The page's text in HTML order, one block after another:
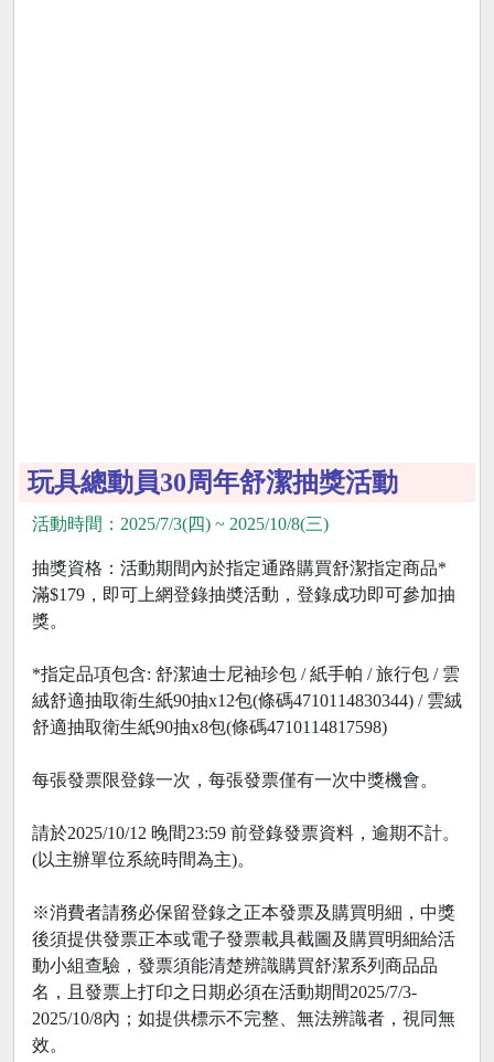
玩具總動員30周年舒潔抽獎活動
活動時間：2025/7/3(四) ~ 2025/10/8(三)
抽獎資格：活動期間內於指定通路購買舒潔指定商品*
滿$179，即可上網登錄抽奬活動，登錄成功即可參加抽
獎。
*指定品項包含: 舒潔迪士尼袖珍包 / 紙手帕 / 旅行包 / 雲
絨舒適抽取衛生紙90抽x12包(條碼4710114830344) / 雲絨
舒適抽取衛生紙90抽x8包(條碼4710114817598)
每張發票限登錄一次，每張發票僅有一次中獎機會。
請於2025/10/12 晚間23:59 前登錄發票資料，逾期不計。
(以主辦單位系統時間為主)。
※消費者請務必保留登錄之正本發票及購買明細，中獎
後須提供發票正本或電子發票載具截圖及購買明細給活
動小組查驗，發票須能清楚辨識購買舒潔系列商品品
名，且發票上打印之日期必須在活動期間2025/7/3-
2025/10/8內；如提供標示不完整、無法辨識者，視同無
效。